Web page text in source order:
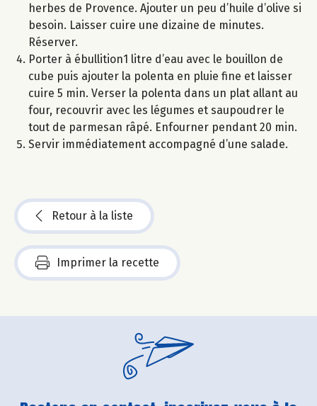
herbes de Provence. Ajouter un peu d’huile d’olive si
besoin. Laisser cuire une dizaine de minutes.
Réserver.
Porter à ébullition1 litre d’eau avec le bouillon de
cube puis ajouter la polenta en pluie fine et laisser
cuire 5 min. Verser la polenta dans un plat allant au
four, recouvrir avec les légumes et saupoudrer le
tout de parmesan râpé. Enfourner pendant 20 min.
Servir immédiatement accompagné d’une salade.
Retour à la liste
Imprimer la recette